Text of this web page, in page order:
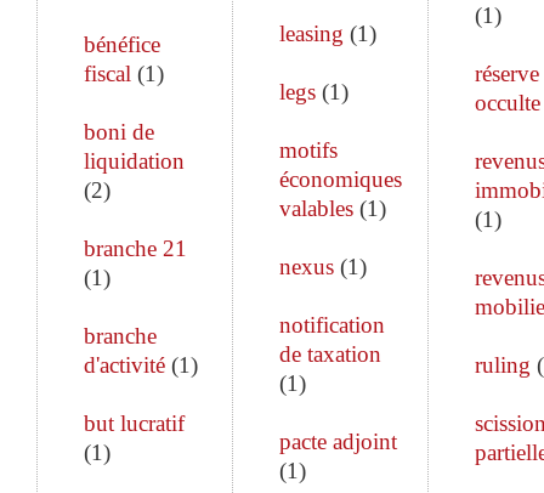
bénéfice
fiscal (1)
boni de
liquidation
(2)
branche 21
(1)
branche
d'activité (1)
but lucratif
(1)
leasing (1)
legs(1)
motifs
économiques
valables(1)
nexus(1)
notification
de taxation
(1)
pacte adjoint
(1)
(1)
réserve
occulte
(1)
ruling (